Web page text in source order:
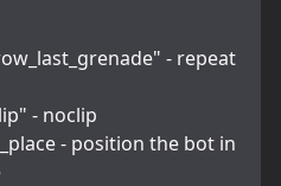
- repeat
- noclip
- position the bot in